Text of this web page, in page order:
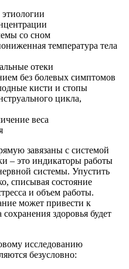
со сном
температура тела
отеки
без болевых симптомов
кисти и стопы
цикла,
веса
завязаны с системой
– это индикаторы работы
системы. Упустить
списывая состояние
и объем работы.
может привести к
здоровья будет
исследованию
безусловно: